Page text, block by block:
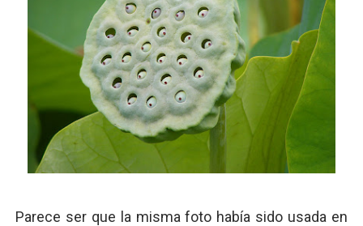
Parece ser que la misma foto había sido usada en